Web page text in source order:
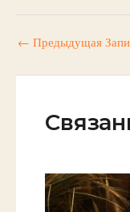
← Предыдущая